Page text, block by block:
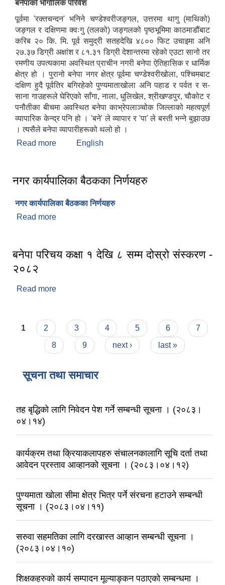
बनेपाको भौगोलिक परिवेश
पूर्वमा 'रक्तचन्दन' भनिने चण्डेश्वरीजङ्गल, उत्तरमा थागु (माथिको)
जङ्गल र दक्षिणमा क्वःगु (तलको) जङ्गलको पृष्ठभूमिमा काठमाडौंबाट
करिब २० कि. मि. पूर्व समुद्री सतहदेखि ४८०० फिट उचाइमा अनि
२७.३७ डिग्री अक्षांश र ८१.३१ डिग्री देशान्तरमा रहेको एउटा सानो तर
रमणीय उपत्यकामा अवस्थित प्राचीन नगरी बनेपा ऐतिहासिक र धार्मिक
क्षेत्र हो । पुरानो बनेपा नगर क्षेत्र पूर्वमा चण्डेश्वरीखोला, पश्चिमबाट
दक्षिण हुदै पूर्वतिर बगिरहेको पुण्यमाताखोला अनि पहाड र पर्वत र स-
साना गाउहरूले घेरिएको साँगा, नाला, धुलिखेल, श्रीखण्डपुर, चौकोट र
पनौतीका बीचमा अवस्थित बनेपा काभ्रेपलाञ्चोक जिल्लाको महत्वपूर्ण
व्यापारिक केन्द्र पनि हो । 'बने' ले व्यापार र 'पा' ले बस्ती भन्ने बुझाउछ
। त्यसैले बनेपा व्यापारीहरूको थलो हो ।
Read more about बनेपा नगरपालिकाको संक्षिप्त परिचय
English
नगर कार्यपालिका बैठकका निर्णयहरु
नगर कार्यपालिका बैठकका निर्णयहरु
Read more
बनेपा परिचय कक्षा १ देखि ८ सम्म दोस्रो संस्करण -
२०८२
Read more
Pages
1 2 3 4 5 6
7
8
9 next › last »
सूचना तथा समाचार
तह बृद्धिको लागि निवेदन पेश गर्ने सम्बन्धी सूचना । (२०८३।
०४।१४)
कार्यक्रम तथा क्रियाकलापहरु संचालनकालागि सूचि दर्ता तथा
आवेदन प्रस्ताव आव्हानको सूचना । (२०८३।०४।१२)
पुण्यमाता खोला सीमा क्षेत्र भित्र पर्ने संरचना हटाउने सम्बन्धी
सूचना । (२०८३।०४।११)
सरुवा सहमतिका लागि दरखास्त आव्हान सम्बन्धी सूचना ।
(२०८३।०४।१०)
शिक्षकहरुको कार्य सम्पादन मूल्याङ्कन पठाएको सम्बन्धमा ।